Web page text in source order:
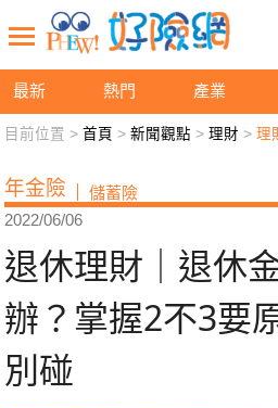
最新 熱門 產業
退休
新聞觀點 業務交流 好
退休先準備 好險學堂
目前位置 >首頁 >新聞觀點 >理財 >理
年金險 儲蓄險
2022/06/06
退休理財｜退休
辦？掌握2不3要
別碰